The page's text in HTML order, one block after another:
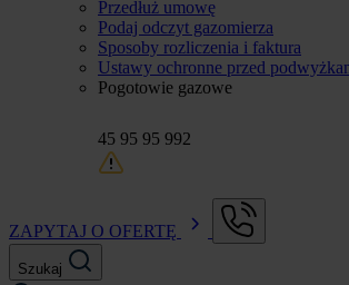
Przedłuż umowę
Podaj odczyt gazomierza
Sposoby rozliczenia i faktura
Ustawy ochronne przed
Pogotowie gazowe
45 95 95 992
ZAPYTAJ O OFERTĘ
Szukaj